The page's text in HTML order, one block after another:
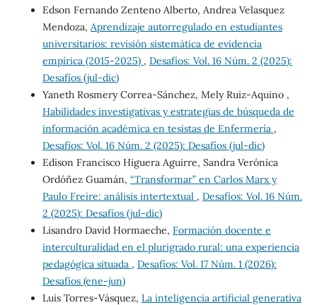
Edson Fernando Zenteno Alberto, Andrea Velasquez
Mendoza, Aprendizaje autorregulado en estudiantes
universitarios: revisión sistemática de evidencia
empírica (2015-2025) , Desafíos: Vol. 16 Núm. 2 (2025):
Desafíos (jul-dic)
Yaneth Rosmery Correa-Sánchez, Mely Ruiz-Aquino ,
Habilidades investigativas y estrategias de búsqueda de
información académica en tesistas de Enfermería ,
Desafíos: Vol. 16 Núm. 2 (2025): Desafíos (jul-dic)
Edison Francisco Higuera Aguirre, Sandra Verónica
Ordóñez Guamán, “Transformar” en Carlos Marx y
Paulo Freire: análisis intertextual , Desafíos: Vol. 16 Núm.
2 (2025): Desafíos (jul-dic)
Lisandro David Hormaeche, Formación docente e
interculturalidad en el plurigrado rural: una experiencia
pedagógica situada , Desafíos: Vol. 17 Núm. 1 (2026):
Desafíos (ene-jun)
Luis Torres-Vásquez, La inteligencia artificial generativa